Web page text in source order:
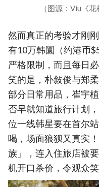
（图源：Viu《
然而真正的考验才刚
有10万韩圜（约港币
严格限制，而且每日
笑的是，朴敍俊与郑
部分日常用品，崔宇
否早就知道旅行计划
位一线韩星要在首尔
喝，场面狼狈又真实
族」，连入住旅店被
机开口杀价，令观众笑